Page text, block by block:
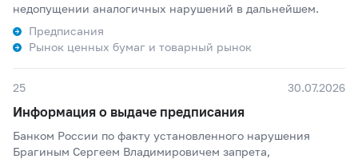
недопущении аналогичных нарушений в дальнейшем.
Предписания
Рынок ценных бумаг и товарный рынок
25 30.07.2026
Информация о выдаче предписания
Банком России по факту установленного нарушения
Брагиным Сергеем Владимировичем запрета,